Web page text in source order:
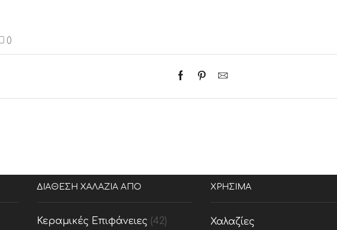
0
ΔΙΑΘΕΣΗ ΧΑΛΑΖΙΑ ΑΠΟ
Κεραμικές Επιφάνειες (42)
ΧΡΗΣΙΜΑ
Χαλαζίες